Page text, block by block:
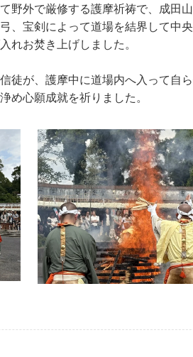
野外で厳修する護摩祈祷で、成田
、宝剣によって道場を結界して中
れお焚き上げしました。
徒が、護摩中に道場内へ入って自
め心願成就を祈りました。